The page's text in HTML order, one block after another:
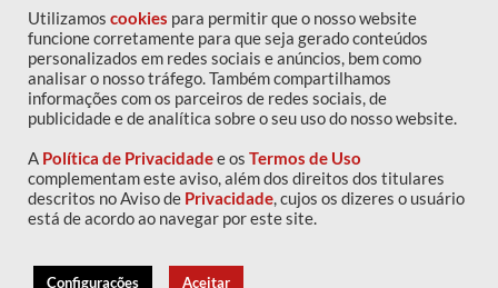
FALE CONOSCO
Copyright © 2016 IPOG - Todos os direitos reservados
Política de privacidade
Utilizamos cookies para permitir que o nosso website
funcione corretamente para que seja gerado conteúdos
personalizados em redes sociais e anúncios, bem como
analisar o nosso tráfego. Também compartilhamos
informações com os parceiros de redes sociais, de
publicidade e de analítica sobre o seu uso do nosso website.
A Política de Privacidadee os Termos de Uso
complementam este aviso, além dos direitos dos titulares
descritos no Aviso de Privacidade, cujos os dizeres o usuário
está de acordo ao navegar por este site.
Configurações Aceitar